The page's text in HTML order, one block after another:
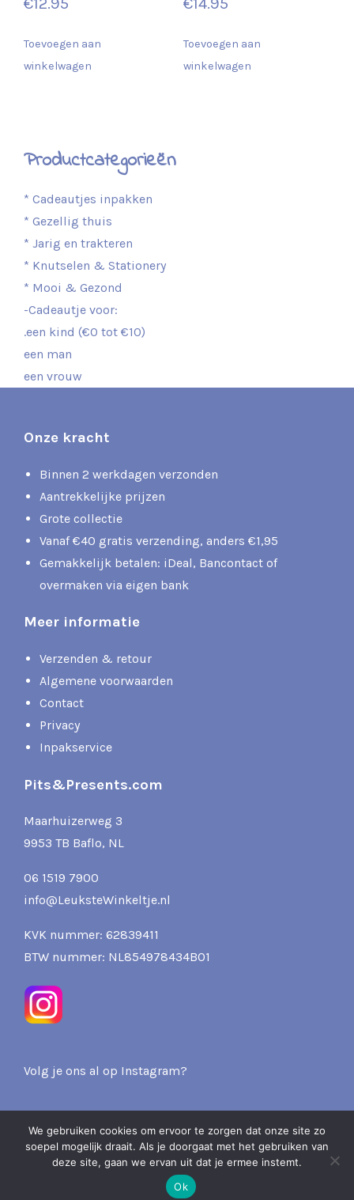
Toevoegen aan
winkelwagen
Toevoegen aan
winkelwagen
Productcategorieën
* Cadeautjes inpakken
* Gezellig thuis
* Jarig en trakteren
* Knutselen & Stationery
* Mooi & Gezond
-Cadeautje voor:
.een kind (€0 tot €10)
een man
een vrouw
Onze kracht
Binnen 2 werkdagen verzonden
Aantrekkelijke prijzen
Grote collectie
Vanaf €40 gratis verzending, anders €1,95
Gemakkelijk betalen: iDeal, Bancontact of
overmaken via eigen bank
Meer informatie
Verzenden & retour
Algemene voorwaarden
Contact
Privacy
Inpakservice
Pits&Presents.com
Maarhuizerweg 3
9953 TB Baflo, NL
06 1519 7900
info@LeuksteWinkeltje.nl
KVK nummer: 62839411
BTW nummer: NL854978434B01
Volg je ons al op Instagram?
2026 Pits & Presents -
Verzenden & Retourneren
We gebruiken cookies om ervoor te zorgen dat onze site zo
soepel mogelijk draait. Als je doorgaat met het gebruiken van
deze site, gaan we ervan uit dat je ermee instemt.
Ok